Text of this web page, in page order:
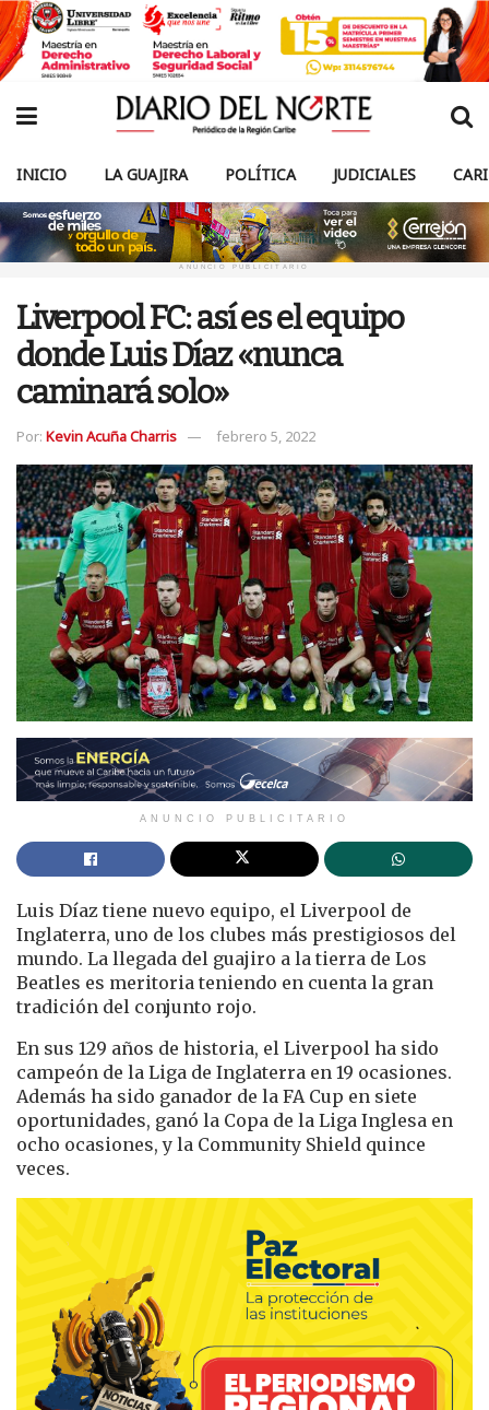
INICIO LA GUAJIRA POLÍTICA JUDICIALES
ANUNCIO PUBLICITARIO
Liverpool FC: así es el equipo
donde Luis Díaz «nunca
caminará solo»
Por: Kevin Acuña Charris febrero 5, 2022
ANUNCIO PUBLICITARIO
Luis Díaz tiene nuevo equipo, el Liverpool de
Inglaterra, uno de los clubes más prestigiosos del
mundo. La llegada del guajiro a la tierra de Los
Beatles es meritoria teniendo en cuenta la gran
tradición del conjunto rojo.
En sus 129 años de historia, el Liverpool ha sido
campeón de la Liga de Inglaterra en 19 ocasiones.
Además ha sido ganador de la FA Cup en siete
oportunidades, ganó la Copa de la Liga Inglesa en
ocho ocasiones, y la Community Shield quince
veces.